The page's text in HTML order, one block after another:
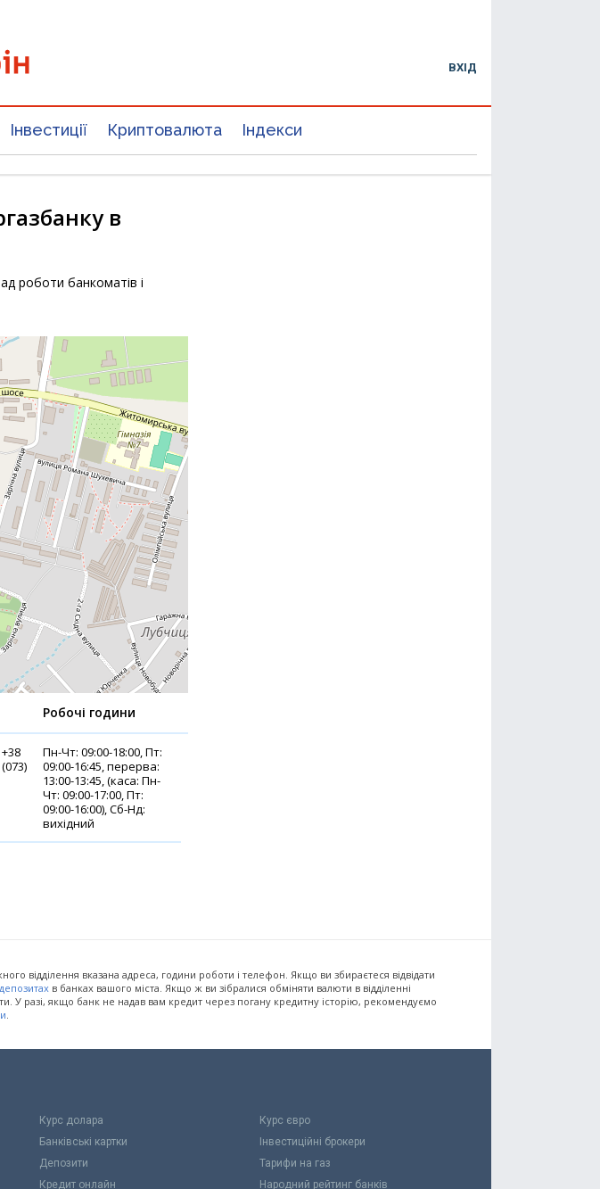
ВХІД
Інвестиції Криптовалюта Індекси
в
роботи банкоматів і
Робочі години
Пн-Чт: 09:00-18:00, Пт:
09:00-16:45, перерва:
13:00-13:45, (каса: Пн-
Чт: 09:00-17:00, Пт:
09:00-16:00), Сб-Нд:
вихідний
відділення вказана адреса, години роботи і телефон. Якщо ви збираєтеся відвідати
в банках вашого міста. Якщо ж ви зібралися обміняти валюти в відділенні
У разі, якщо банк не надав вам кредит через погану кредитну історію, рекомендуємо
.
Курс долара
Курс євро
Банківські картки
Інвестиційні брокери
Депозити
Тарифи на газ
Кредит онлайн
Народний рейтинг банків